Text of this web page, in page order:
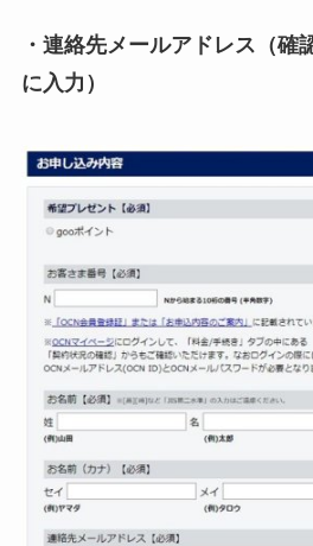
・連絡先メールアドレス（確
に入力）